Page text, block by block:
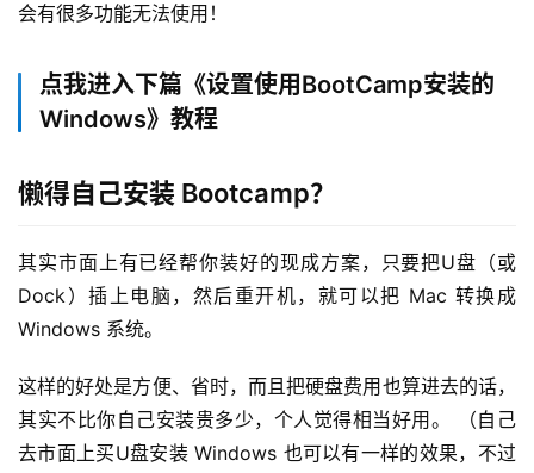
会有很多功能无法使用！
点我进入下篇《设置使用BootCamp安装的
Windows》教程
懒得自己安装 Bootcamp？
其实市面上有已经帮你装好的现成方案，只要把U盘（或
Dock）插上电脑，然后重开机，就可以把 Mac 转换成
Windows 系统。
这样的好处是方便、省时，而且把硬盘费用也算进去的话，
其实不比你自己安装贵多少，个人觉得相当好用。 （自己
去市面上买U盘安装 Windows 也可以有一样的效果，不过